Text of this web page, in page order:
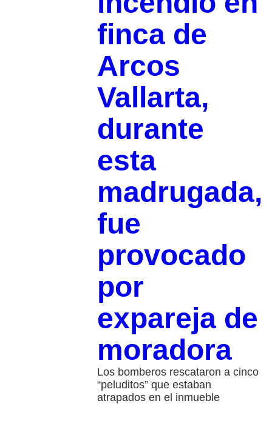
finca de
Arcos
Vallarta,
durante
esta
madrugada,
fue
provocado
por
expareja de
moradora
Los bomberos rescataron a cinco
“peluditos” que estaban
atrapados en el inmueble